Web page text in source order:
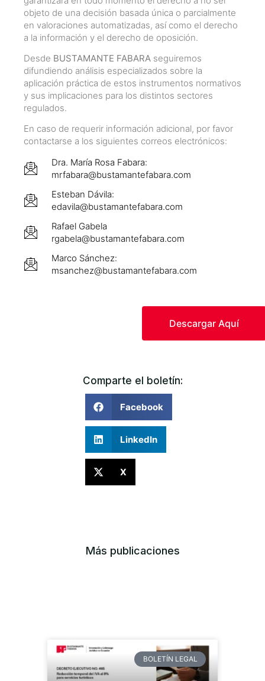
objeto de una decisión basada única o parcialmente
en valoraciones automatizadas, así como el derecho
a la información y el derecho de oposición.
Desde BUSTAMANTE FABARA seguiremos
difundiendo análisis especializados sobre la
aplicación práctica de estos instrumentos normativos
y sus implicaciones para los distintos sectores
regulados.
En caso de requerir información adicional, por favor
contactarse a los siguientes correos electrónicos:
Dra. María Rosa Fabara:
mrfabara@bustamantefabara.com
Esteban Dávila:
edavila@bustamantefabara.com
Rafael Gabela
rgabela@bustamantefabara.com
Marco Sánchez:
msanchez@bustamantefabara.com
Descargar Aquí
Comparte el boletín:
Facebook
LinkedIn
X
Más publicaciones
BOLETÍN LEGAL